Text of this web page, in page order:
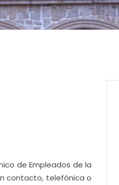
de Empleados de la
contacto, telefónica o